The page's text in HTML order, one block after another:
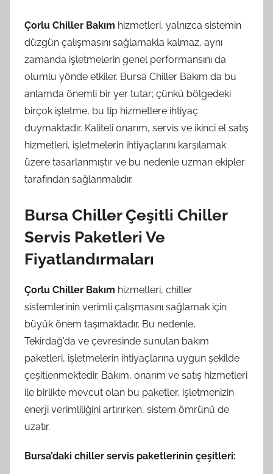
Çorlu Chiller Bakım hizmetleri, yalnızca sistemin
düzgün çalışmasını sağlamakla kalmaz, aynı
zamanda işletmelerin genel performansını da
olumlu yönde etkiler. Bursa Chiller Bakım da bu
anlamda önemli bir yer tutar; çünkü bölgedeki
birçok işletme, bu tip hizmetlere ihtiyaç
duymaktadır. Kaliteli onarım, servis ve ikinci el satış
hizmetleri, işletmelerin ihtiyaçlarını karşılamak
üzere tasarlanmıştır ve bu nedenle uzman ekipler
tarafından sağlanmalıdır.
Bursa Chiller Çeşitli Chiller
Servis Paketleri Ve
Fiyatlandırmaları
Çorlu Chiller Bakım hizmetleri, chiller
sistemlerinin verimli çalışmasını sağlamak için
büyük önem taşımaktadır. Bu nedenle,
Tekirdağ’da ve çevresinde sunulan bakım
paketleri, işletmelerin ihtiyaçlarına uygun şekilde
çeşitlenmektedir. Bakım, onarım ve satış hizmetleri
ile birlikte mevcut olan bu paketler, işletmenizin
enerji verimliliğini artırırken, sistem ömrünü de
uzatır.
Bursa’daki chiller servis paketlerinin çeşitleri: